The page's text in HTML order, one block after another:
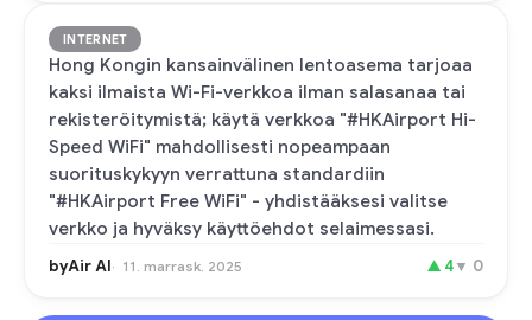
INTERNET
Hong Kongin kansainvälinen lentoasema tarjoaa
kaksi ilmaista Wi-Fi-verkkoa ilman salasanaa tai
rekisteröitymistä; käytä verkkoa "#HKAirport Hi-
Speed WiFi" mahdollisesti nopeampaan
suorituskykyyn verrattuna standardiin
"#HKAirport Free WiFi" - yhdistääksesi valitse
verkko ja hyväksy käyttöehdot selaimessasi.
byAir AI 11. marrask. 2025 ▲ 4▼ 0